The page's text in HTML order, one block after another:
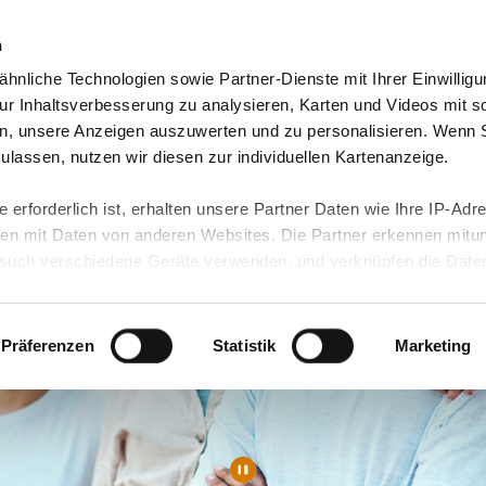
Technologien sowie Partner-Dienste mit Ihrer
Inhaltsverbesserung zu analysieren, Karten und Videos mit
unsere Anzeigen auszuwerten und zu personalisieren. Wenn
nutzen wir diesen zur individuellen Kartenanzeige.
erforderlich ist, erhalten unsere Partner Daten wie Ihre IP-
mit Daten von anderen Websites. Die Partner erkennen
verschiedene Geräte verwenden, und verknüpfen die Daten
ist kein der EU gleichwertiges Datenschutzniveau
Daten führen kann.
unserenDatenschutzhinweisenund in unsererCookie-
Funktionen für diese Zwecke aktiviert sind, müssen Sie
können mittels nachfolgender Buttons über Ihre Einwilligung für
erteilte Einwilligung stets für die Zukunft widerrufen. Bitte
Präferenzen Statistik Marketing
& Angebote Presse & Themen Jobs & Karriere